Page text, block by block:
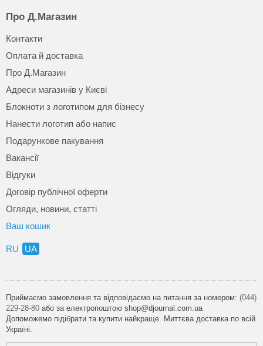
Про Д.Магазин
Контакти
Оплата й доставка
Про Д.Магазин
Адреси магазинів у Києві
Блокноти з логотипом для бізнесу
Нанести логотип або напис
Подарункове пакування
Вакансії
Відгуки
Договір публічної оферти
Огляди, новини, статті
Ваш кошик
RU UA
Приймаємо замовлення та відповідаємо на питання за номером: (044)
229-28-80 або за електропоштою shop@djournal.com.ua
Допоможемо підібрати та купити найкраще. Миттєва доставка по всій
Україні.